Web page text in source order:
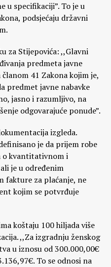
u specifikaciji”. To je u
podsjećaju državni
za Stijepovića: ,,Glavni
predmeta javne
41 Zakona kojim je,
predmet javne nabavke
jasno i razumljivo, na
odgovarajuće ponude”.
izgleda.
je da prijem robe
o kvantitativnom i
je u određenim
fakture za plaćanje, ne
kojim se potvrđuje
koštaju 100 hiljada više
,,Za izgradnju ženskog
u iznosu od 300.000,00€
To se odnosi na